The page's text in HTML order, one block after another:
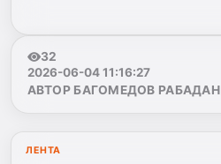
32
2026-06-04 11:16:27
АВТОР БАГОМЕДОВ РАБАДАН
ЛЕНТА